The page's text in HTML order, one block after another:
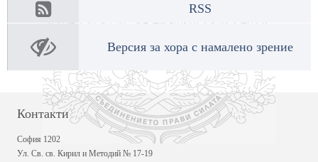
RSS
Версия за хора с намалено зрение
Контакти
София 1202
Ул. Св. св. Кирил и Методий № 17-19